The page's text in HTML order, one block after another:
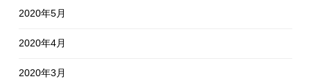
2020年5月
2020年4月
2020年3月